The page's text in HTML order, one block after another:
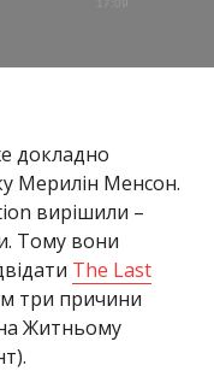
17:09
докладно
Мерилін Менсон.
вирішили –
Тому вони
The Last
три причини
на Житньому